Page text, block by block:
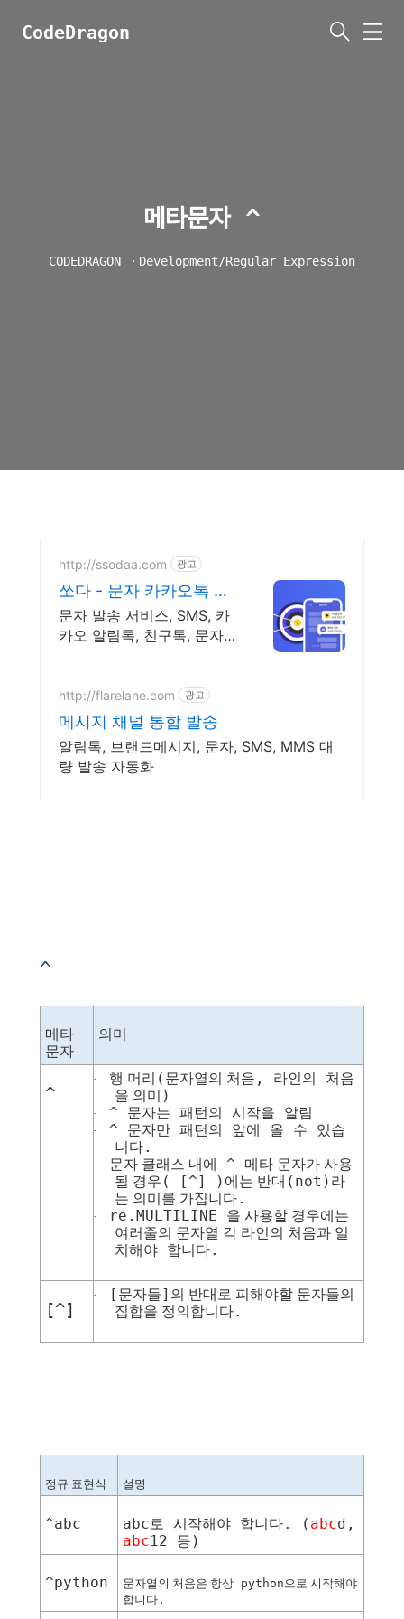
CodeDragon
메
메타문자 ^
CODEDRAGON ㆍ Development/Regular Expression
http://ssodaa.com 광고
쏘다 - 문자 카카오톡 발
송
문자 발송 서비스, SMS, 카
카오 알림톡, 친구톡, 문자
http://flarelane.com 광고
메시지 채널 통합 발송
알림톡, 브랜드메시지, 문자, SMS, MMS 대
량 발송 자동화
^
메타
문자
의미
^
· 행 머리 ( 문자열의 처음 , 라인의
처음
을 의미 )
· ^ 문자는 패턴의 시작을 알림
· ^ 문자만 패턴의 앞에 올 수
있습
니다.
· 문자 클래스 내에 ^ 메타 문자가 사용
될 경우 ( [^] ) 에는 반대 (not) 라
는 의미를 가집니다.
· re.MULTILINE 을 사용할 경우에는
여러줄의 문자열 각 라인의 처음과 일
치해야
합니다.
[^]
· [ 문자들] 의 반대로 피해야할 문자들의
집합을 정의합니다.
정규 표현식 설명
^abc abc 로 시작해야 합니다. ( abcd,
abc12 등 )
^python 문자열의 처음은 항상 python으로 시작해야
합니다 .